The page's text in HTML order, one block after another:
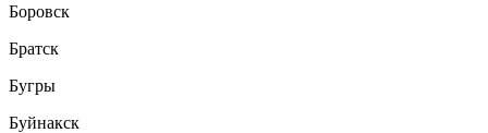
Боровск
Братск
Бугры
Буйнакск